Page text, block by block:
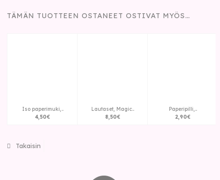
TÄMÄN TUOTTEEN OSTANEET OSTIVAT MYÖS…
Iso paperimuki,..
4,50€
Lautaset, Magic..
8,50€
Paperipilli,..
2,90€
Takaisin